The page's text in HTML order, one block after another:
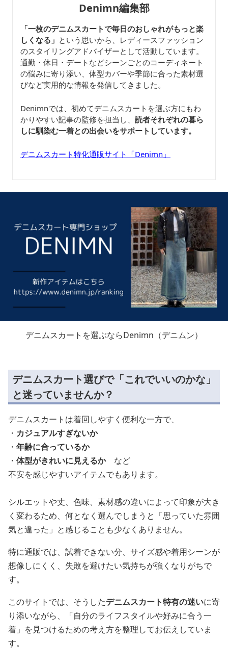
Denimn編集部
「一枚のデニムスカートで毎日のおしゃれがもっと楽
しくなる」 という思いから、レディースファッション
のスタイリングアドバイザーとして活動しています。
通勤・休日・デートなどシーンごとのコーディネート
の悩みに寄り添い、体型カバーや季節に合った素材選
びなど実用的な情報を発信してきました。
Denimnでは、初めてデニムスカートを選ぶ方にもわ
かりやすい記事の監修を担当し、 読者それぞれの暮ら
しに馴染む一着との出会いをサポートしています。
デニムスカート特化通販サイト「Denimn」
デニムスカートを選ぶならDenimn（デニムン）
デニムスカート選びで「これでいいのかな」
と迷っていませんか？
デニムスカートは着回しやすく便利な一方で、
・ カジュアルすぎないか
・ 年齢に合っているか
・ 体型がきれいに見えるかなど
不安を感じやすいアイテムでもあります。
シルエットや丈、色味、素材感の違いによって印象が大き
く変わるため、何となく選んでしまうと「思っていた雰囲
気と違った」と感じることも少なくありません。
特に通販では、試着できない分、サイズ感や着用シーンが
想像しにくく、失敗を避けたい気持ちが強くなりがちで
す。
このサイトでは、そうしたデニムスカート特有の迷いに寄
り添いながら、「自分のライフスタイルや好みに合う一
着」を見つけるための考え方を整理してお伝えしていま
す。